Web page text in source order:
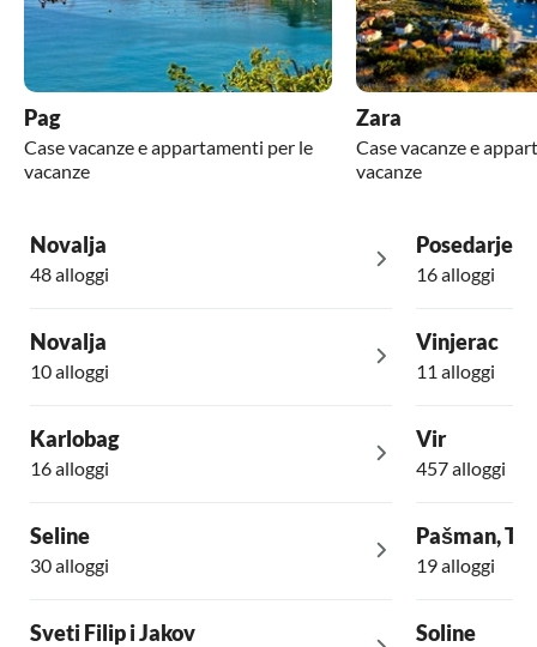
Pag
Case vacanze e appartamenti per le
vacanze
Zara
Case vacanze e
vacanze
Novalja
48 alloggi
Novalja
10 alloggi
Karlobag
16 alloggi
Seline
30 alloggi
Sveti Filip i Jakov
Posedarje
16 alloggi
Vinjerac
11 alloggi
Vir
457 alloggi
Pašman,
19 alloggi
Soline